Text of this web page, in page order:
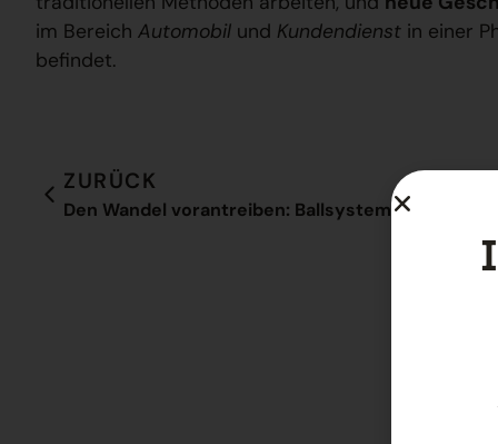
im Bereich Automobil und Kundendienst in einer
befindet.
ZURÜCK